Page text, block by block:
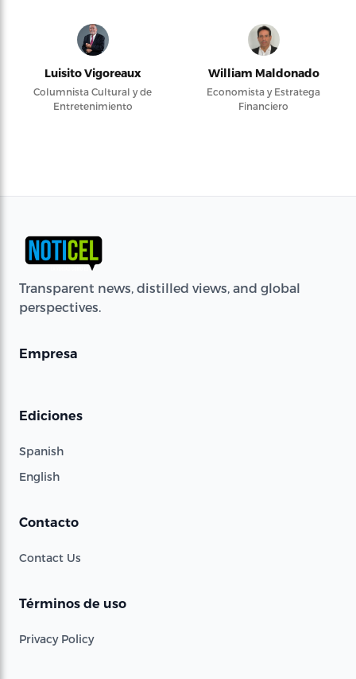
Luisito Vigoreaux
Columnista Cultural y de
Entretenimiento
William Maldonado
Economista y Estratega
Financiero
Transparent news, distilled views, and global
perspectives.
Empresa
Ediciones
Spanish
English
Contacto
Contact Us
Términos de uso
Privacy Policy